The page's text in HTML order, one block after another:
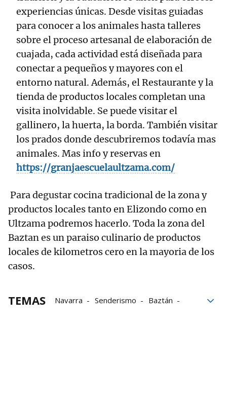
experiencias únicas. Desde visitas guiadas
para conocer a los animales hasta talleres
sobre el proceso artesanal de elaboración de
cuajada, cada actividad está diseñada para
conectar a pequeños y mayores con el
entorno natural. Además, el Restaurante y la
tienda de productos locales completan una
visita inolvidable. Se puede visitar el
gallinero, la huerta, la borda. También visitar
los prados donde descubriremos todavía mas
animales. Mas info y reservas en
https://granjaescuelaultzama.com/
Para degustar cocina tradicional de la zona y
productos locales tanto en Elizondo como en
Ultzama podremos hacerlo. Toda la zona del
Baztan es un paraiso culinario de productos
locales de kilometros cero en la mayoria de los
casos.
TEMAS Navarra Senderismo
Baztán